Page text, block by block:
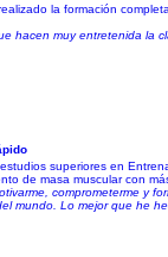
la formación
hacen muy entretenida la
superiores en
de masa muscular con
comprometerme y
mundo. Lo mejor que he